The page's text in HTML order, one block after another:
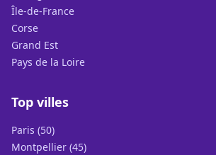
Île-de-France
Corse
Grand Est
Pays de la Loire
Top villes
Paris (50)
Montpellier (45)